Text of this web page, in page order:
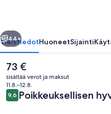
Seuraava
44+
YleistiedotHuoneetSijainti
Nykyinen
hinta
on
73 €
73 €
sisältää verot ja maksut
11.8.–12.8.
Arvostelut
9,69,6 kautta 10.
Poikkeuksellisen